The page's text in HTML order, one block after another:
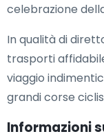
celebrazione
In qualità di
trasporti
viaggio
grandi corse
Informazioni